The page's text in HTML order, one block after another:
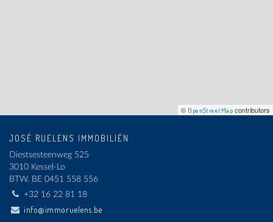
© OpenStreetMap contributors
JOSÉ RUELENS IMMOBILIËN
Diestsesteenweg 525
3010 Kessel-Lo
BTW. BE 0451 558 556
+32 16 22 81 18
info@immoruelens.be